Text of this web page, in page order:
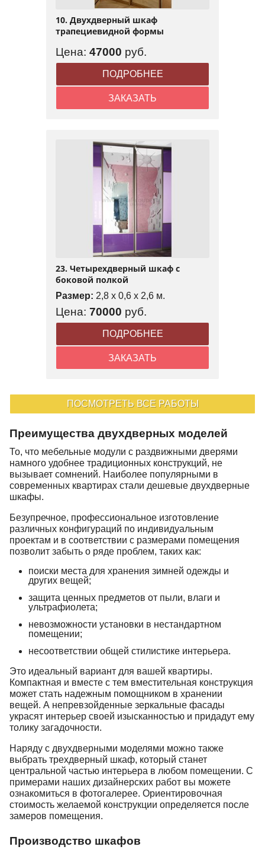
10. Двухдверный шкаф
трапециевидной формы
Цена: 47000 руб.
ПОДРОБНЕЕ
ЗАКАЗАТЬ
23. Четырехдверный шкаф с
боковой полкой
Размер: 2,8 x 0,6 x 2,6 м.
Цена: 70000 руб.
ПОДРОБНЕЕ
ЗАКАЗАТЬ
ПОСМОТРЕТЬ ВСЕ РАБОТЫ
Преимущества двухдверных моделей
То, что мебельные модули с раздвижными дверями
намного удобнее традиционных конструкций, не
вызывает сомнений. Наиболее популярными в
современных квартирах стали дешевые двухдверные
шкафы.
Безупречное, профессиональное изготовление
различных конфигураций по индивидуальным
проектам и в соответствии с размерами помещения
позволит забыть о ряде проблем, таких как:
поиски места для хранения зимней одежды и
других вещей;
защита ценных предметов от пыли, влаги и
ультрафиолета;
невозможности установки в нестандартном
помещении;
несоответствии общей стилистике интерьера.
Это идеальный вариант для вашей квартиры.
Компактная и вместе с тем вместительная конструкция
может стать надежным помощником в хранении
вещей. А непревзойденные зеркальные фасады
украсят интерьер своей изысканностью и придадут ему
толику загадочности.
Наряду с двухдверными моделями можно также
выбрать трехдверный шкаф, который станет
центральной частью интерьера в любом помещении. С
примерами наших дизайнерских работ вы можете
ознакомиться в фотогалерее. Ориентировочная
стоимость желаемой конструкции определяется после
замеров помещения.
Производство шкафов